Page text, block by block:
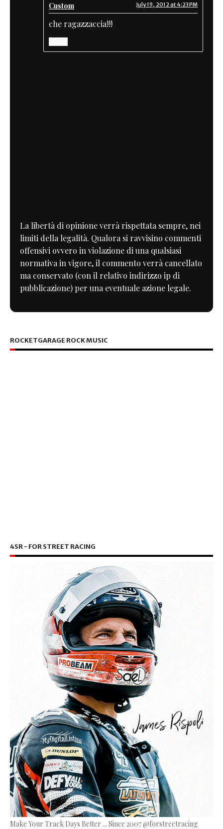
Custom July 19, 2012 at 4:23 PM
che ragazzaccia!!!
La libertà di opinione verrà rispettata sempre, nei
limiti della legalità. Qualora si ravvisino commenti
offensivi ovvero in violazione di una qualsiasi
normativa in vigore, il commento verrà cancellato
ma conservato (con il relativo indirizzo ip di
pubblicazione) per una eventuale azione legale.
ROCKETGARAGE ROCK MUSIC
4SR - FOR STREET RACING
Make Your Track Days Better ... Since 2007 @forstreetracing